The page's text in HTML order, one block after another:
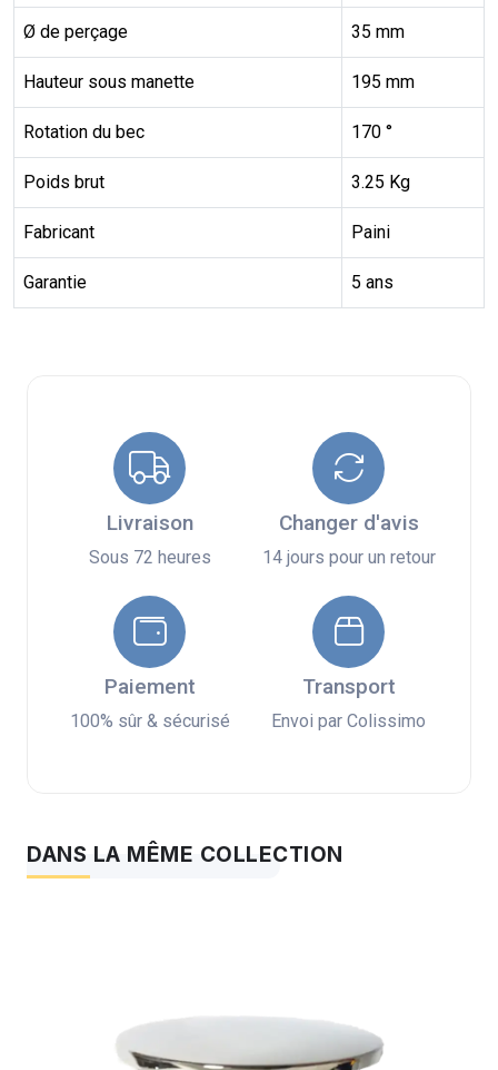
Ø de perçage 35 mm
Hauteur sous manette 195 mm
Rotation du bec 170 °
Poids brut 3.25 Kg
Fabricant Paini
Garantie 5 ans
Livraison
Sous 72 heures
Changer d'avis
14 jours pour un retour
Paiement
100% sûr & sécurisé
Transport
Envoi par Colissimo
DANS LA MÊME COLLECTION